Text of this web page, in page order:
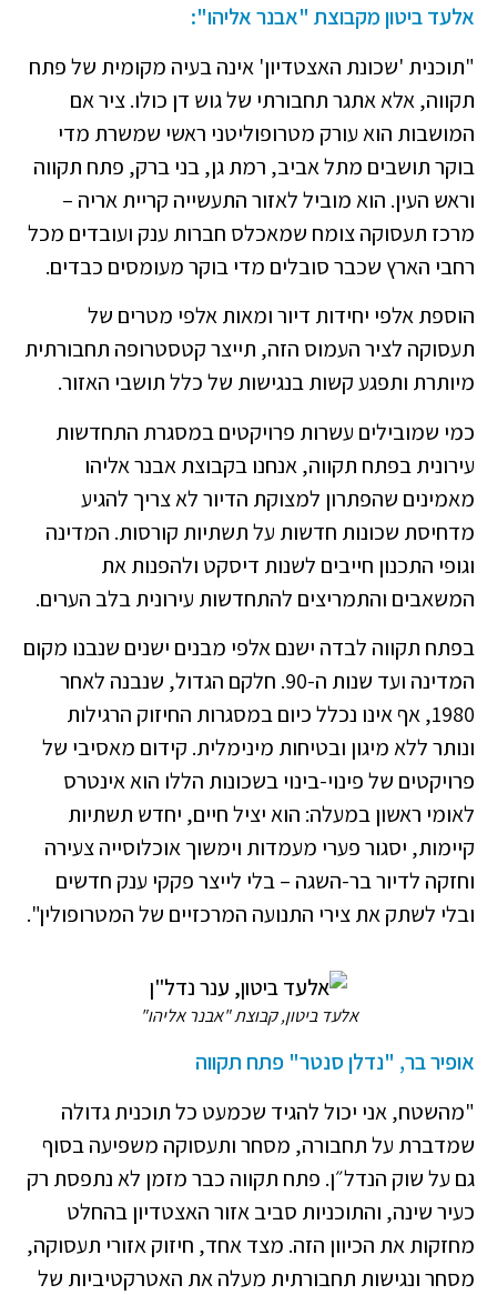
אלעד ביטון מקבוצת "אבנר אליהו":
"תוכנית 'שכונת האצטדיון' אינה בעיה מקומית של פתח
תקווה, אלא אתגר תחבורתי של גוש דן כולו. ציר אם
המושבות הוא עורק מטרופוליטני ראשי שמשרת מדי
בוקר תושבים מתל אביב, רמת גן, בני ברק, פתח תקווה
וראש העין. הוא מוביל לאזור התעשייה קריית אריה –
מרכז תעסוקה צומח שמאכלס חברות ענק ועובדים מכל
רחבי הארץ שכבר סובלים מדי בוקר מעומסים כבדים.
הוספת אלפי יחידות דיור ומאות אלפי מטרים של
תעסוקה לציר העמוס הזה, תייצר קטסטרופה תחבורתית
מיותרת ותפגע קשות בנגישות של כלל תושבי האזור.
כמי שמובילים עשרות פרויקטים במסגרת התחדשות
עירונית בפתח תקווה, אנחנו בקבוצת אבנר אליהו
מאמינים שהפתרון למצוקת הדיור לא צריך להגיע
מדחיסת שכונות חדשות על תשתיות קורסות. המדינה
וגופי התכנון חייבים לשנות דיסקט ולהפנות את
המשאבים והתמריצים להתחדשות עירונית בלב הערים.
בפתח תקווה לבדה ישנם אלפי מבנים ישנים שנבנו מקום
המדינה ועד שנות ה-90. חלקם הגדול, שנבנה לאחר
1980, אף אינו נכלל כיום במסגרות החיזוק הרגילות
ונותר ללא מיגון ובטיחות מינימלית. קידום מאסיבי של
פרויקטים של פינוי-בינוי בשכונות הללו הוא אינטרס
לאומי ראשון במעלה: הוא יציל חיים, יחדש תשתיות
קיימות, יסגור פערי מעמדות וימשוך אוכלוסייה צעירה
וחזקה לדיור בר-השגה – בלי לייצר פקקי ענק חדשים
ובלי לשתק את צירי התנועה המרכזיים של המטרופולין".
אלעד ביטון, קבוצת "אבנר אליהו"
אופיר בר, "נדלן סנטר" פתח תקווה
"מהשטח, אני יכול להגיד שכמעט כל תוכנית גדולה
שמדברת על תחבורה, מסחר ותעסוקה משפיעה בסוף
גם על שוק הנדל״ן. פתח תקווה כבר מזמן לא נתפסת רק
כעיר שינה, והתוכניות סביב אזור האצטדיון בהחלט
מחזקות את הכיוון הזה. מצד אחד, חיזוק אזורי תעסוקה,
מסחר ונגישות תחבורתית מעלה את האטרקטיביות של